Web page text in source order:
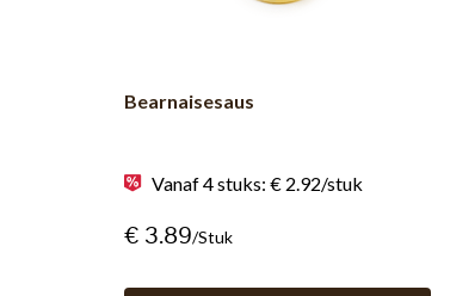
Bearnaisesaus
Vanaf 4 stuks: € 2.92/stuk
€ 3.89/stuk